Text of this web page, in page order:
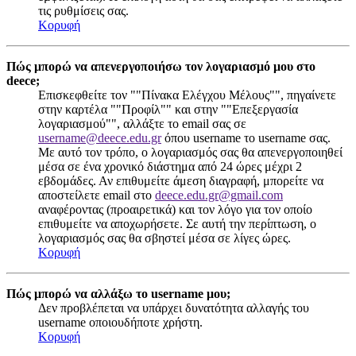
τις ρυθμίσεις σας.
Κορυφή
Πώς μπορώ να απενεργοποιήσω τον λογαριασμό μου στο
deece;
Επισκεφθείτε τον ""Πίνακα Ελέγχου Μέλους"", πηγαίνετε
στην καρτέλα ""Προφίλ"" και στην ""Επεξεργασία
λογαριασμού"", αλλάξτε το email σας σε
username@deece.edu.grόπου username το username σας.
Με αυτό τον τρόπο, ο λογαριασμός σας θα απενεργοποιηθεί
μέσα σε ένα χρονικό διάστημα από 24 ώρες μέχρι 2
εβδομάδες. Αν επιθυμείτε άμεση διαγραφή, μπορείτε να
αποστείλετε email στο deece.edu.gr@gmail.com
αναφέροντας (προαιρετικά) και τον λόγο για τον οποίο
επιθυμείτε να αποχωρήσετε. Σε αυτή την περίπτωση, ο
λογαριασμός σας θα σβηστεί μέσα σε λίγες ώρες.
Κορυφή
Πώς μπορώ να αλλάξω το username μου;
Δεν προβλέπεται να υπάρχει δυνατότητα αλλαγής του
username οποιουδήποτε χρήστη.
Κορυφή